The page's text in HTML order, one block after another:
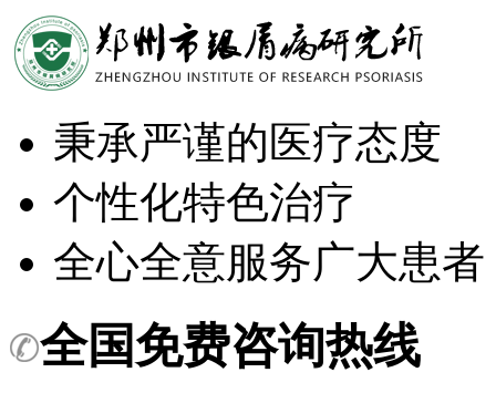
秉承严谨的医疗态度
个性化特色治疗
全心全意服务广大患者
全国免费咨询热线